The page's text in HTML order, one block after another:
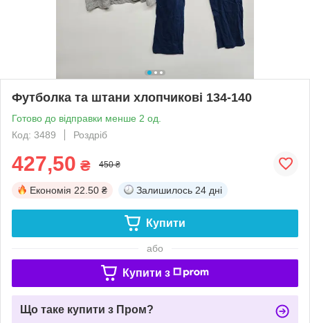
Футболка та штани хлопчикові 134-140
Готово до відправки менше 2 од.
Код: 3489
Роздріб
427,50 ₴ 450 ₴
Економія 22.50 ₴ Залишилось 24 дні
Купити
або
Купити з
Що таке купити з Пром?